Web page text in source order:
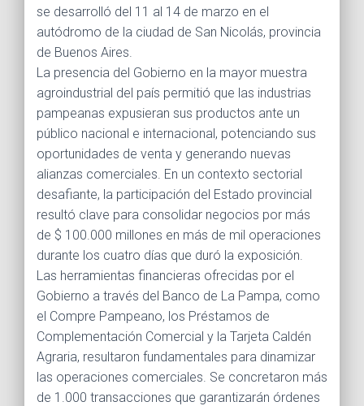
se desarrolló del 11 al 14 de marzo en el
autódromo de la ciudad de San Nicolás, provincia
de Buenos Aires.
La presencia del Gobierno en la mayor muestra
agroindustrial del país permitió que las industrias
pampeanas expusieran sus productos ante un
público nacional e internacional, potenciando sus
oportunidades de venta y generando nuevas
alianzas comerciales. En un contexto sectorial
desafiante, la participación del Estado provincial
resultó clave para consolidar negocios por más
de $ 100.000 millones en más de mil operaciones
durante los cuatro días que duró la exposición.
Las herramientas financieras ofrecidas por el
Gobierno a través del Banco de La Pampa, como
el Compre Pampeano, los Préstamos de
Complementación Comercial y la Tarjeta Caldén
Agraria, resultaron fundamentales para dinamizar
las operaciones comerciales. Se concretaron más
de 1.000 transacciones que garantizarán órdenes